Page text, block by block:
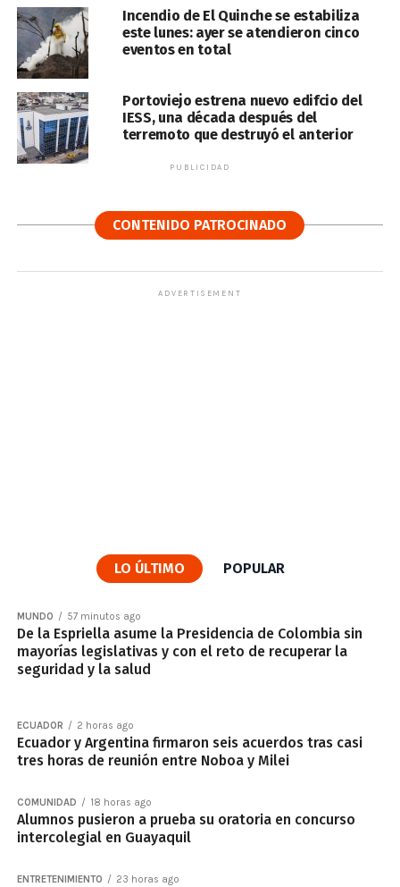
Incendio de El Quinche se estabiliza
este lunes: ayer se atendieron cinco
eventos en total
Portoviejo estrena nuevo edifcio del
IESS, una década después del
terremoto que destruyó el anterior
PUBLICIDAD
CONTENIDO PATROCINADO
ADVERTISEMENT
LO ÚLTIMO POPULAR
MUNDO 57 minutos ago
De la Espriella asume la Presidencia de Colombia sin
mayorías legislativas y con el reto de recuperar la
seguridad y la salud
ECUADOR 2 horas ago
Ecuador y Argentina firmaron seis acuerdos tras casi
tres horas de reunión entre Noboa y Milei
COMUNIDAD 18 horas ago
Alumnos pusieron a prueba su oratoria en concurso
intercolegial en Guayaquil
ENTRETENIMIENTO 23 horas ago